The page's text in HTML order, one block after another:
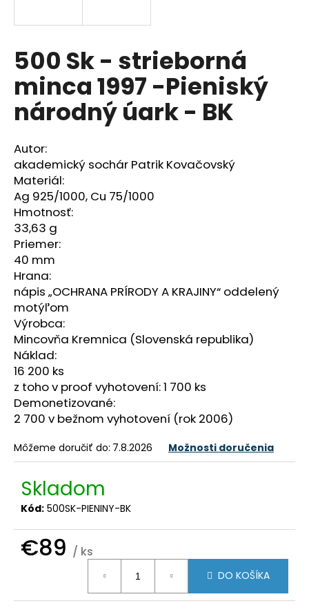
500 Sk - strieborná
minca 1997 -Pieniský
národný úark - BK
Autor:
akademický sochár Patrik Kovačovský
Materiál:
Ag 925/1000, Cu 75/1000
Hmotnosť:
33,63 g
Priemer:
40 mm
Hrana:
nápis „OCHRANA PRÍRODY A KRAJINY“ oddelený
motýľom
Výrobca:
Mincovňa Kremnica (Slovenská republika)
Náklad:
16 200 ks
z toho v proof vyhotovení: 1 700 ks
Demonetizované:
2 700 v bežnom vyhotovení (rok 2006)
Môžeme doručiť do: 7.8.2026 Možnosti doručenia
Skladom
Kód: 500SK-PIENINY-BK
€89 / ks
DO KOŠÍKA
s
ť
?
HĽADAŤ
O
d
p
o
r
ú
č
a
m
e